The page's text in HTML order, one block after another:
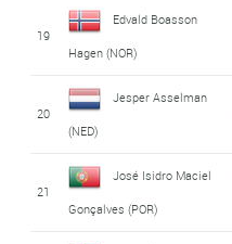
19
Edvald Boasson
Hagen (NOR)
20
Jesper Asselman
(NED)
21
José Isidro Maciel
Gonçalves (POR)